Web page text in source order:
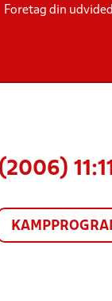
Foretag din